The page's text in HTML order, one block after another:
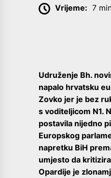
Vrijeme: 7
Udruženje Bh.
napalo hrvatsku
Zovko jer je bez
s voditeljicom N1.
postavila nijedno
Europskog
napretku BiH
umjesto da
Opardije je